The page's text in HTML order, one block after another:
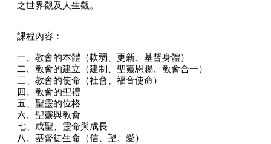
之世界觀及人生觀。
課程內容：
一、教會的本體（軟弱、更新、基督身體）
二、教會的建立（建制、聖靈恩賜、教會合一）
三、教會的使命（社會、福音使命）
四、教會的聖禮
五、聖靈的位格
六、聖靈與教會
七、成聖、靈命與成長
八、基督徒生命（信、望、愛）